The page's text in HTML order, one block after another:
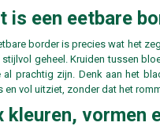
is een eetbare
border is precies wat het
stijlvol geheel. Kruiden tussen
al prachtig zijn. Denk aan het
en vol uitziet, zonder dat het
kleuren, vormen